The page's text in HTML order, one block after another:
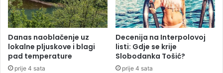
J
a
s
e
n
o
v
e
n
e
f
a
r
b
Danas naoblačenje uz
lokalne pljuskove i blagi
pad temperature
prije 4 sata
Decenija na Interpolovoj
listi: Gdje se krije
Slobodanka Tošić?
prije 4 sata